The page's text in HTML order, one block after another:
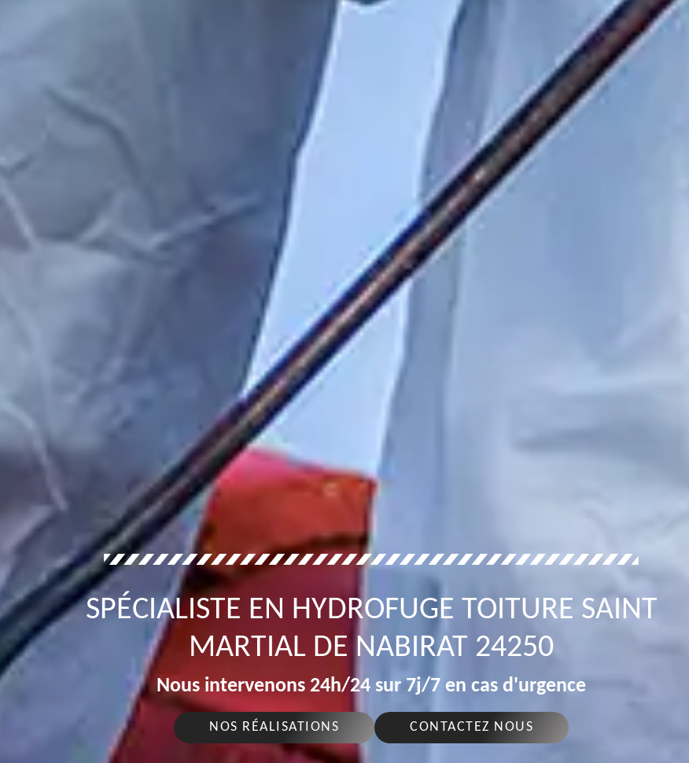
SPÉCIALISTE EN HYDROFUGE TOITURE SAINT
MARTIAL DE NABIRAT 24250
Nous intervenons 24h/24 sur 7j/7 en cas d'urgence
NOS RÉALISATIONS CONTACTEZ NOUS